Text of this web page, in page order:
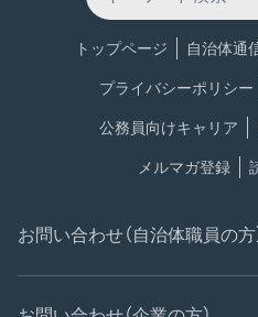
トップページ 自治体通
プライバシーポリシー
公務員向けキャリア
メルマガ登録
お問い合わせ（自治体職員の方